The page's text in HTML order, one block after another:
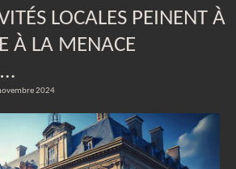
LOCALES PEINENT À
À LA MENACE
…
2024